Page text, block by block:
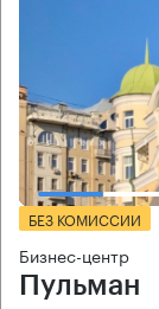
БЕЗ КОМИССИИ
Бизнес-центр
Пульман